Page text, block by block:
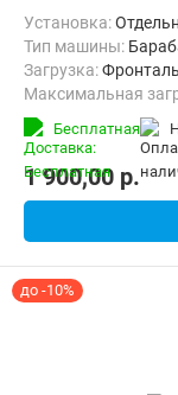
Установка:
Тип машины:
загрузка:
Максимальная
Количество
Дополнительные
Безопасность:
Ширина:60 см
Бесплатная
1 900,00 p.
до -10%